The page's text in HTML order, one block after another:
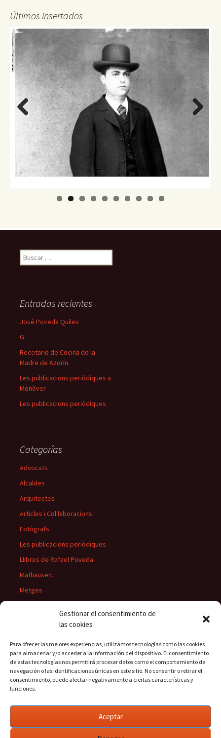
Gestionar el consentimiento de
las cookies
Para ofrecer las mejores experiencias, utilizamos tecnologías como las cookies
para almacenar y/o acceder a la información del dispositivo. El consentimiento
de estas tecnologías nos permitirá procesar datos como el comportamiento de
navegación o las identificaciones únicas en este sitio. No consentir o retirar el
consentimiento, puede afectar negativamente a ciertas características y
funciones.
Aceptar
Últimos insertados
Previo
Buscar:
Entradas recientes
José Poveda Quiles
G
Recetario de Cocina de la
Madre de Azorín.
Les publicacions periòdiques a
Monòver
Les publicacions periòdiques
Categorías
Advocats
Alcaldes
Arquitectes
Articles i Col·laboracions
Fotògrafs
Les publicacions periòdiques
Llibres de Rafael Poveda
Mathausen.
Metges
Presidents del Casino
Rectors